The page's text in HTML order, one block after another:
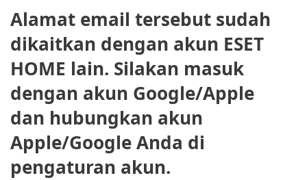
Alamat email tersebut sudah
dikaitkan dengan akun ESET
HOME lain. Silakan masuk
dengan akun Google/Apple
dan hubungkan akun
Apple/Google Anda di
pengaturan akun.